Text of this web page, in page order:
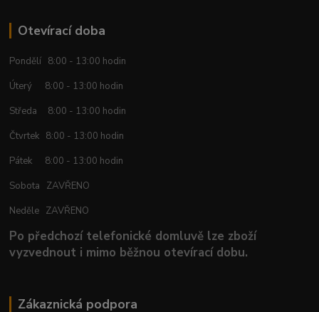
Otevírací doba
Pondělí 8:00 - 13:00 hodin
Úterý 8:00 - 13:00 hodin
Středa 8:00 - 13:00 hodin
Čtvrtek 8:00 - 13:00 hodin
Pátek 8:00 - 13:00 hodin
Sobota ZAVŘENO
Neděle ZAVŘENO
Po předchozí telefonické domluvě lze zboží
vyzvednout i mimo běžnou otevírací dobu.
Zákaznická podpora